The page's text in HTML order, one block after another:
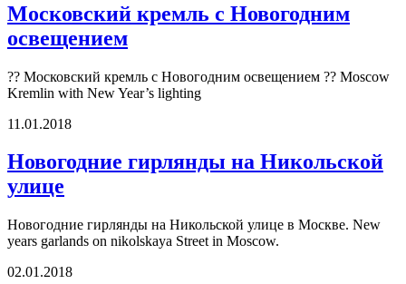
Московский кремль с Новогодним
освещением
?? Московский кремль с Новогодним освещением ?? Moscow
Kremlin with New Year’s lighting
11.01.2018
Новогодниe гирлянды на Никольской
улице
Новогодние гирлянды на Никольской улице в Москве. New
years garlands on nikolskaya Street in Moscow.
02.01.2018